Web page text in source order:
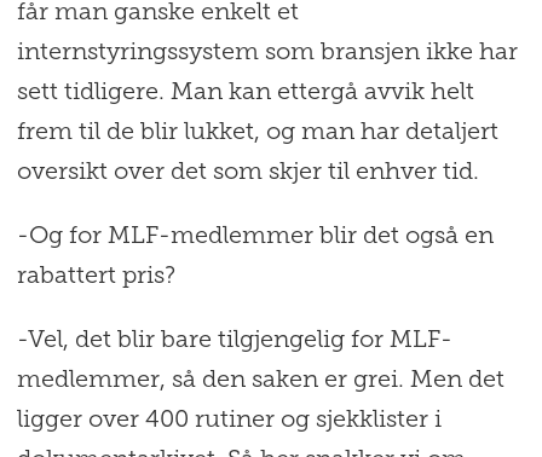
får man ganske enkelt et
internstyringssystem som bransjen ikke har
sett tidligere. Man kan ettergå avvik helt
frem til de blir lukket, og man har detaljert
oversikt over det som skjer til enhver tid.
-Og for MLF-medlemmer blir det også en
rabattert pris?
-Vel, det blir bare tilgjengelig for MLF-
medlemmer, så den saken er grei. Men det
ligger over 400 rutiner og sjekklister i